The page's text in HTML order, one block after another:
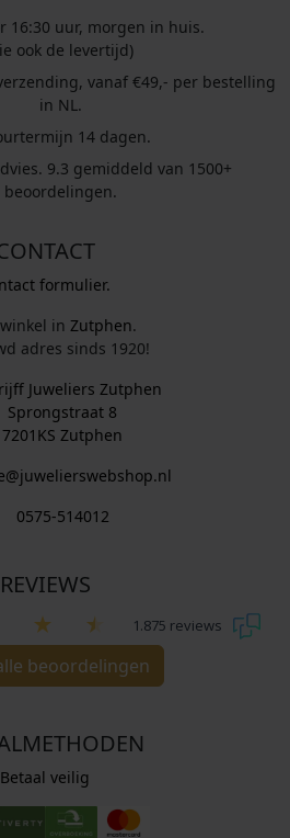
16:30 uur, morgen in huis.
ook de levertijd)
vanaf €49,- per bestelling
in NL.
14 dagen.
9.3 gemiddeld van 1500+
beoordelingen.
formulier.
in Zutphen.
adres sinds 1920!
Juweliers Zutphen
Sprongstraat 8
7201KS Zutphen
0575-514012
REVIEWS
1.875 reviews
beoordelingen
Betaal veilig